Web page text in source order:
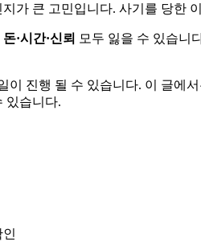
가 큰 고민입니다. 사기를 당한
돈·시간·신뢰 모두 잃을 수 있습니
이 진행 될 수 있습니다. 이 글에
있습니다.